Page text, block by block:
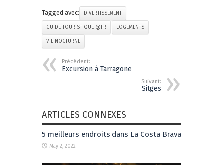
Tagged avec: DIVERTISSEMENT
GUIDE TOURISTIQUE @FR LOGEMENTS
VIE NOCTURNE
Précédent:
Excursion à Tarragone
Suivant:
Sitges
ARTICLES CONNEXES
5 meilleurs endroits dans La Costa Brava
May 2, 2022